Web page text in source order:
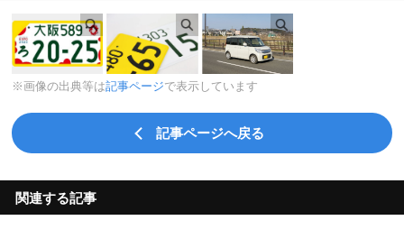
※画像の出典等は記事ページで表示しています
記事ページへ戻る
関連する記事